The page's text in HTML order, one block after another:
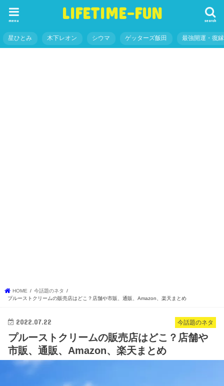
LIFETIME-FUN search
menu
星ひとみ 木下レオン シウマ ゲッターズ飯田 最強開運・復
HOME
今話題のネタ
プルーストクリームの販売店はどこ？店舗や市販、通販、Amazon、楽天まとめ
今話題のネタ
2022.07.22
プルーストクリームの販売店はどこ？店舗や
市販、通販、Amazon、楽天まとめ